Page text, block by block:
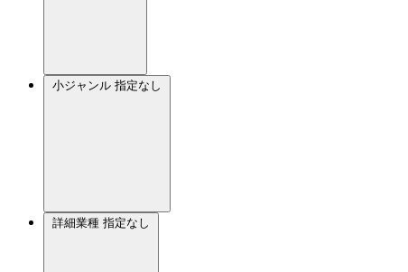
小ジャンル 指定なし
詳細業種 指定なし